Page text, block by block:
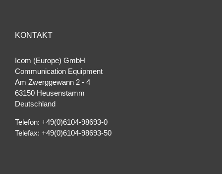
KONTAKT
Icom (Europe) GmbH
Communication Equipment
Am Zwerggewann 2 ‐ 4
63150 Heusenstamm
Deutschland
Telefon: +49(0)6104-98693-0
Telefax: +49(0)6104-98693-50